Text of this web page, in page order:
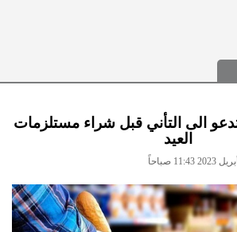
الى التأني قبل شراء مستلزمات
العيد